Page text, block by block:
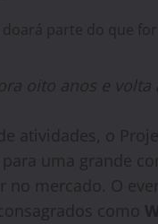
oito anos e
atividades, o
uma grande
no mercado. O
como